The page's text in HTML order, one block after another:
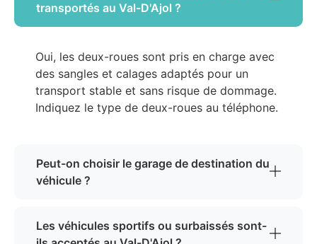
transportés au Val-D'Ajol ?
Oui, les deux-roues sont pris en charge avec
des sangles et calages adaptés pour un
transport stable et sans risque de dommage.
Indiquez le type de deux-roues au téléphone.
Peut-on choisir le garage de destination du
véhicule ?
Les véhicules sportifs ou surbaissés sont-